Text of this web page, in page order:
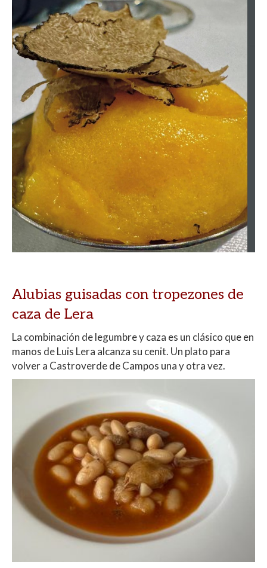
Alubias guisadas con tropezones de
caza de Lera
La combinación de legumbre y caza es un clásico que en
manos de Luis Lera alcanza su cenit. Un plato para
volver a Castroverde de Campos una y otra vez.